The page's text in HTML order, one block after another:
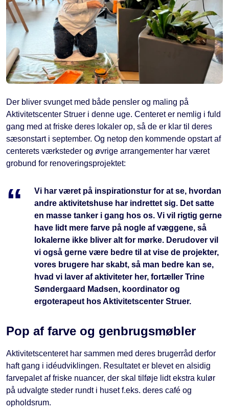
Der bliver svunget med både pensler og maling på
Aktivitetscenter Struer i denne uge. Centeret er nemlig i fuld
gang med at friske deres lokaler op, så de er klar til deres
sæsonstart i september. Og netop den kommende opstart af
centerets værksteder og øvrige arrangementer har været
grobund for renoveringsprojektet:
Vi har været på inspirationstur for at se, hvordan
andre aktivitetshuse har indrettet sig. Det satte
en masse tanker i gang hos os. Vi vil rigtig gerne
have lidt mere farve på nogle af væggene, så
lokalerne ikke bliver alt for mørke. Derudover vil
vi også gerne være bedre til at vise de projekter,
vores brugere har skabt, så man bedre kan se,
hvad vi laver af aktiviteter her, fortæller Trine
Søndergaard Madsen, koordinator og
ergoterapeut hos Aktivitetscenter Struer.
Pop af farve og genbrugsmøbler
Aktivitetscenteret har sammen med deres brugerråd derfor
haft gang i idéudviklingen. Resultatet er blevet en alsidig
farvepalet af friske nuancer, der skal tilføje lidt ekstra kulør
på udvalgte steder rundt i huset f.eks. deres café og
opholdsrum.